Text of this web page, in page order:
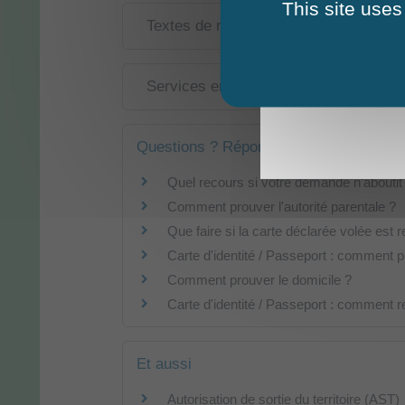
Textes de référence
Services en ligne et formulaires
Questions ? Réponses !
Quel recours si votre demande
Comment prouver l'autorité parentale ?
Que faire si la carte déclarée volée est
Carte d'identité / Passeport : comment
Comment prouver le domicile ?
Carte d'identité / Passeport : comment
Et aussi
Autorisation de sortie du territoire (AST)
This site